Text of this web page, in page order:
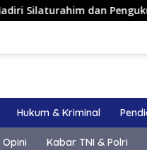
dan Pengukuhan
Hukum & Kriminal
Opini Kabar TNI & Polri